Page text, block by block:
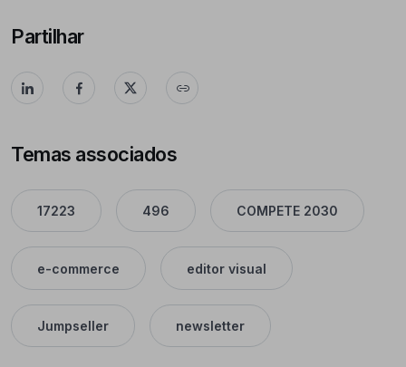
Partilhar
Temas associados
17223 496 COMPETE 2030
e-commerce editor visual
Jumpseller newsletter